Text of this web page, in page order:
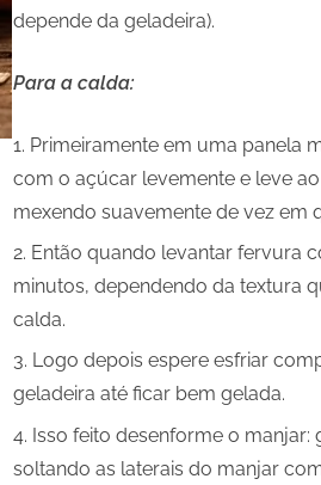
depende da geladeira).
Para a calda:
Primeiramente em uma panela
com o açúcar levemente e leve
mexendo suavemente de vez em
Então quando levantar fervura
minutos, dependendo da textura
calda.
Logo depois espere esfriar
geladeira até ficar bem gelada.
Isso feito desenforme o manjar:
soltando as laterais do manjar